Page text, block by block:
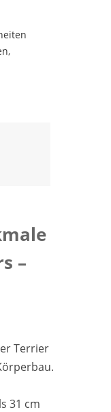
–
Terrier
31 cm